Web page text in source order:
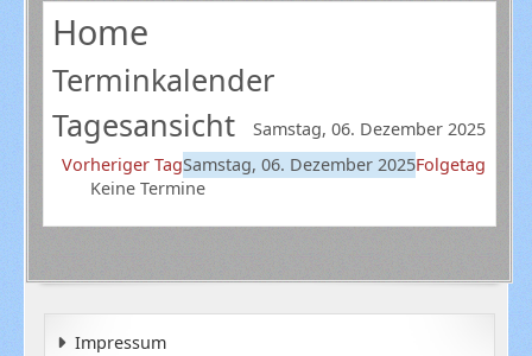
Home
Terminkalender
Tagesansicht
Samstag, 06. Dezember 2025
Vorheriger TagSamstag, 06. Dezember 2025Folgetag
Keine Termine
Impressum